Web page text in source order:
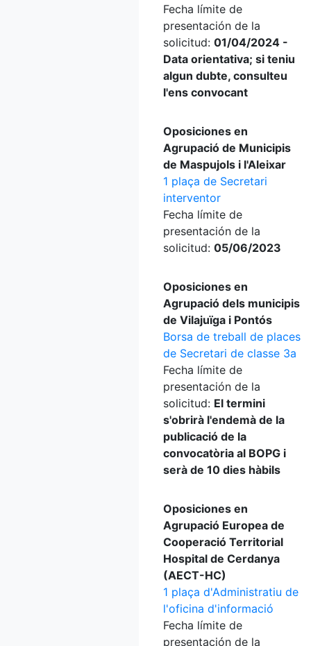
Fecha límite de
presentación de la
solicitud: 01/04/2024 -
Data orientativa; si teniu
algun dubte, consulteu
l'ens convocant
Oposiciones en
Agrupació de Municipis
de Maspujols i l'Aleixar
1 plaça de Secretari
interventor
Fecha límite de
presentación de la
solicitud: 05/06/2023
Oposiciones en
Agrupació dels municipis
de Vilajuïga i Pontós
Borsa de treball de places
de Secretari de classe 3a
Fecha límite de
presentación de la
solicitud: El termini
s'obrirà l'endemà de la
publicació de la
convocatòria al BOPG i
serà de 10 dies hàbils
Oposiciones en
Agrupació Europea de
Cooperació Territorial
Hospital de Cerdanya
(AECT-HC)
1 plaça d'Administratiu de
l'oficina d'informació
Fecha límite de
presentación de la